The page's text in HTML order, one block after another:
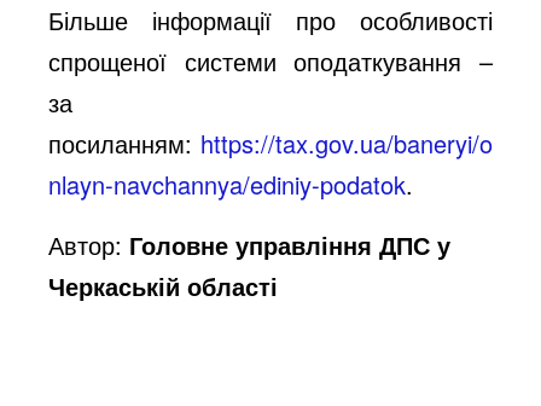
Більше інформації про особливості
спрощеної системи оподаткування –
за
посиланням: https://tax.gov.ua/baneryi/o
nlayn-navchannya/ediniy-podatok.
Автор: Головне управління ДПС у
Черкаській області